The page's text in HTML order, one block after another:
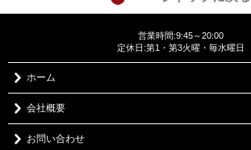
営業時間:9:45～20:00
定休日:第1・第3火曜・毎水曜日
ホーム
会社概要
お問い合わせ